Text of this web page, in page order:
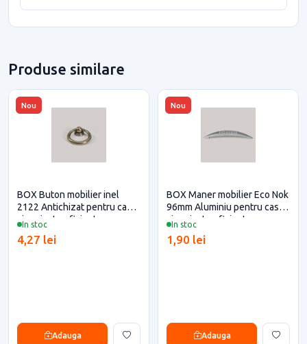
Produse similare
Nou
In stoc
BOX Buton mobilier inel
2122 Antichizat pentru casa
si proiecte eficiente
4,27 lei
Adauga
Nou
In stoc
BOX Maner mobilier Eco Nok
96mm Aluminiu pentru casa
si proiecte eficiente
1,90 lei
Adauga